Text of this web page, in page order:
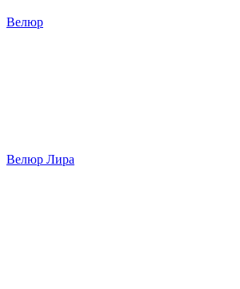
Велюр
Велюр Лира